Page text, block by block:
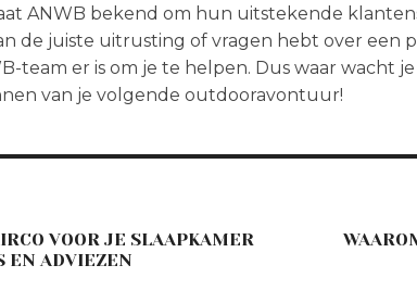
ANWB bekend om hun uitstekende
de juiste uitrusting of vragen hebt over
team er is om je te helpen. Dus waar wacht
van je volgende outdooravontuur!
VOOR JE SLAAPKAMER
EN ADVIEZEN